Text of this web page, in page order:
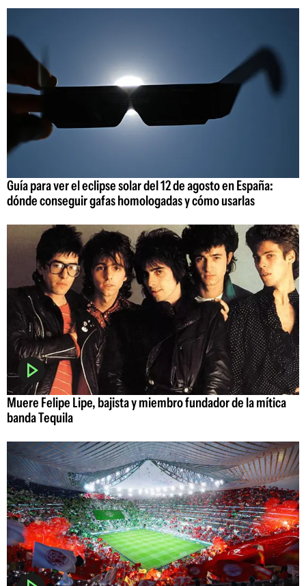
Guía para ver el eclipse solar del 12 de agosto en España:
dónde conseguir gafas homologadas y cómo usarlas
Muere Felipe Lipe, bajista y miembro fundador de la mítica
banda Tequila